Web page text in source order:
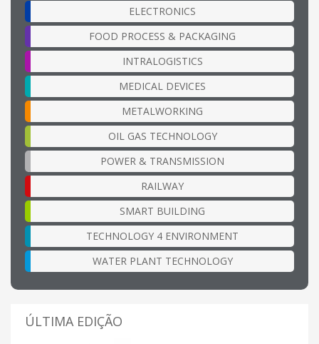
ELECTRONICS
FOOD PROCESS & PACKAGING
INTRALOGISTICS
MEDICAL DEVICES
METALWORKING
OIL GAS TECHNOLOGY
POWER & TRANSMISSION
RAILWAY
SMART BUILDING
TECHNOLOGY 4 ENVIRONMENT
WATER PLANT TECHNOLOGY
ÚLTIMA EDIÇÃO